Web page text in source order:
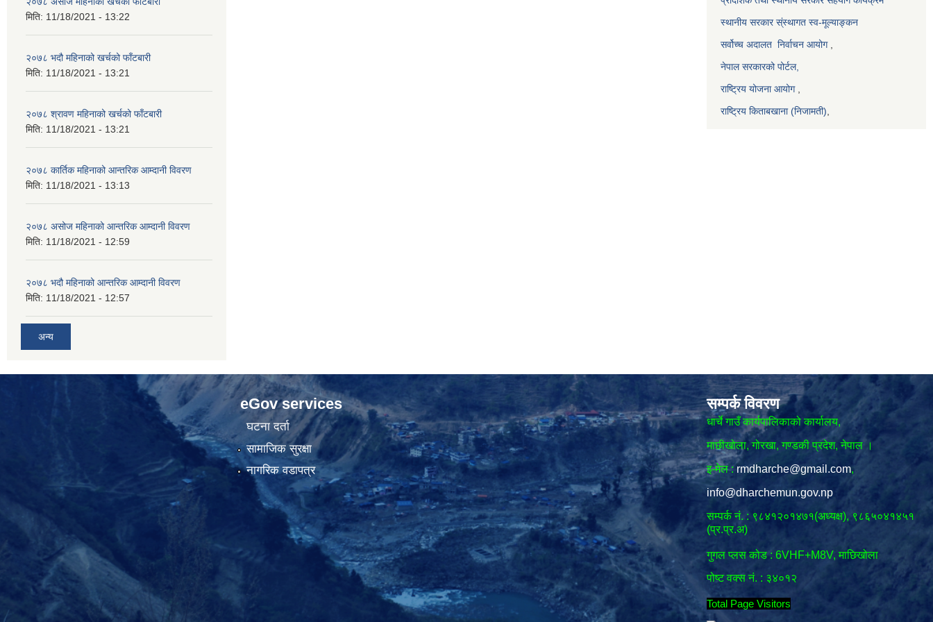
मिति: 11/18/2021 - 13:22
२०७८ भदौ महिनाको खर्चको फाँटबारी
मिति: 11/18/2021 - 13:21
२०७८ श्रावण महिनाको खर्चको फाँटबारी
मिति: 11/18/2021 - 13:21
२०७८ कार्तिक महिनाको आन्तरिक आम्दानी विवरण
मिति: 11/18/2021 - 13:13
२०७८ असोज महिनाको आन्तरिक आम्दानी विवरण
मिति: 11/18/2021 - 12:59
२०७८ भदौ महिनाको आन्तरिक आम्दानी विवरण
मिति: 11/18/2021 - 12:57
अन्य
स्थानीय सरकार स्ंस्थागत स्व-मूल्याङ्कन
सर्वोच्च अदालत निर्वाचन आयोग,
नेपाल सरकारको पोर्टल,
राष्ट्रिय योजना आयोग,
राष्ट्रिय किताबखाना (निजामती)
eGov services
घटना दर्ता
सामाजिक सुरक्षा
नागरिक वडापत्र
सम्पर्क विवरण
धार्चे गाउँ कार्यपालिकाको कार्यालय,
माछीखोला, गोरखा, गण्डकी प्रदेश, नेपाल ।
इ-मेल : rmdharche@gmail.com,
info@dharchemun.gov.np
सम्पर्क नं. : ९८४१२०१४७१(अध्यक्ष), ९८६५०४१४५१
(प्र.प्र.अ)
गुगल प्लस कोड : 6VHF+M8V, माछिखोला
पोष्ट वक्स नं. : ३४०१२
Total Page Visitors